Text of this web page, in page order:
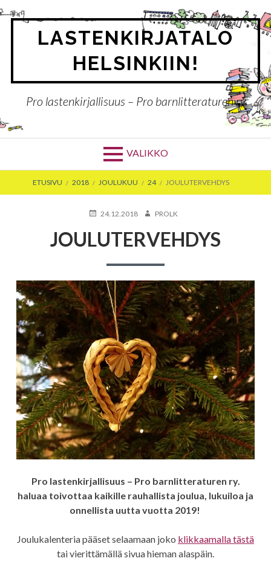
Siirry
sisältöön
LASTENKIRJATALO
HELSINKIIN!
Pro lastenkirjallisuus – Pro barnlitteraturen ry
VALIKKO
MURUPOLKU
ETUSIVU 2018 JOULUKUU 24 JOULUTERVEHDYS
JULKAISTU
24.12.2018 KIRJOITTAJA
PROLK
JOULUTERVEHDYS
Pro lastenkirjallisuus – Pro barnlitteraturen ry.
haluaa toivottaa kaikille rauhallista joulua, lukuiloa ja
onnellista uutta vuotta 2019!
Joulukalenteria pääset selaamaan joko klikkaamalla tästä
tai vierittämällä sivua hieman alaspäin.